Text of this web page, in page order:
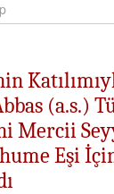
(a.s.)
Mercii
Eşi